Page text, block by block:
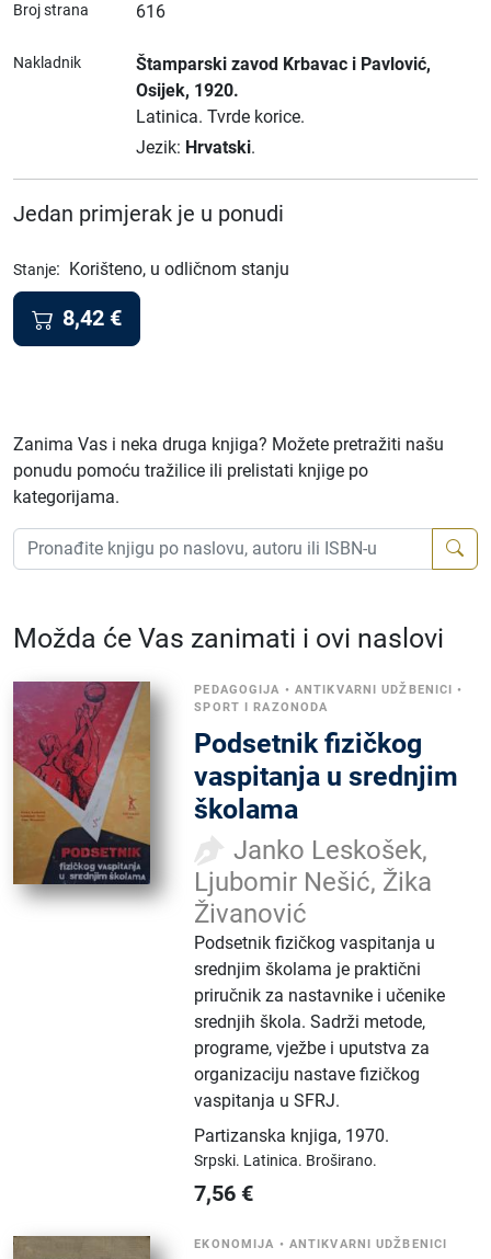
Broj strana 616
Nakladnik Štamparski zavod Krbavac i Pavlović,
Osijek, 1920.
Latinica. Tvrde korice.
Jezik: Hrvatski.
Jedan primjerak je u ponudi
Stanje: Korišteno, u odličnom stanju
8,42 €
Zanima Vas i neka druga knjiga? Možete pretražiti našu
ponudu pomoću tražilice ili prelistati knjige po
kategorijama.
Možda će Vas zanimati i ovi naslovi
PEDAGOGIJA • ANTIKVARNI UDŽBENICI •
SPORT I RAZONODA
Podsetnik fizičkog
vaspitanja u srednjim
školama
Janko Leskošek,
Ljubomir Nešić, Žika
Živanović
Podsetnik fizičkog vaspitanja u
srednjim školama je praktični
priručnik za nastavnike i učenike
srednjih škola. Sadrži metode,
programe, vježbe i uputstva za
organizaciju nastave fizičkog
vaspitanja u SFRJ.
Partizanska knjiga, 1970.
Srpski. Latinica. Broširano.
7,56 €
EKONOMIJA • ANTIKVARNI UDŽBENICI